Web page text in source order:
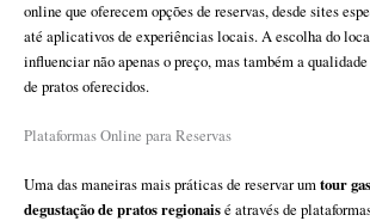
online que oferecem opções de reservas, desde sites
até aplicativos de experiências locais. A escolha do
influenciar não apenas o preço, mas também a
de pratos oferecidos.
Plataformas Online para Reservas
Uma das maneiras mais práticas de reservar umtour
degustação de pratos regionaisé através de